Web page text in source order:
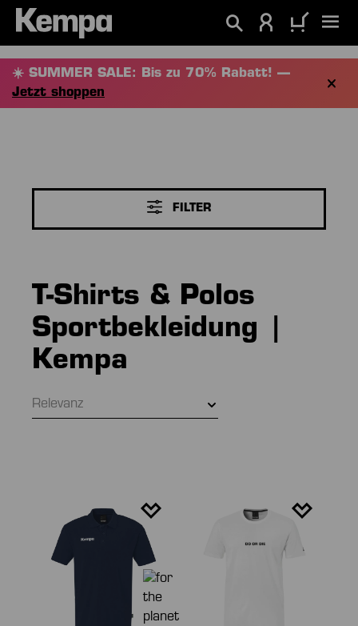
springen
☀️ SUMMER SALE: Bis zu 70% Rabatt! —
Jetzt shoppen
FILTER
T-Shirts & Polos
Sportbekleidung |
Kempa
Relevanz